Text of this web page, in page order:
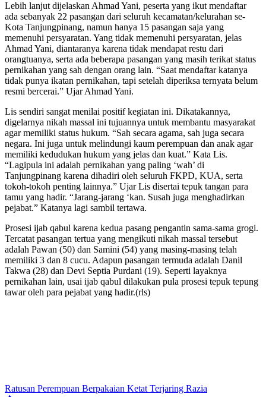
Lebih lanjut dijelaskan Ahmad Yani, peserta yang ikut mendaftar
ada sebanyak 22 pasangan dari seluruh kecamatan/kelurahan se-
Kota Tanjungpinang, namun hanya 15 pasangan saja yang
memenuhi persyaratan. Yang tidak memenuhi persyaratan, jelas
Ahmad Yani, diantaranya karena tidak mendapat restu dari
orangtuanya, serta ada beberapa pasangan yang masih terikat status
pernikahan yang sah dengan orang lain. “Saat mendaftar katanya
tidak punya ikatan pernikahan, tapi setelah diperiksa ternyata belum
resmi bercerai.” Ujar Ahmad Yani.
Lis sendiri sangat menilai positif kegiatan ini. Dikatakannya,
digelarnya nikah massal ini tujuannya untuk membantu masyarakat
agar memiliki status hukum. “Sah secara agama, sah juga secara
negara. Ini juga untuk melindungi kaum perempuan dan anak agar
memiliki kedudukan hukum yang jelas dan kuat.” Kata Lis.
“Lagipula ini adalah pernikahan yang paling ‘wah’ di
Tanjungpinang karena dihadiri oleh seluruh FKPD, KUA, serta
tokoh-tokoh penting lainnya.” Ujar Lis disertai tepuk tangan para
tamu yang hadir. “Jarang-jarang ‘kan. Susah juga menghadirkan
pejabat.” Katanya lagi sambil tertawa.
Prosesi ijab qabul karena kedua pasang pengantin sama-sama grogi.
Tercatat pasangan tertua yang mengikuti nikah massal tersebut
adalah Pawan (50) dan Samini (54) yang masing-masing telah
memiliki 3 dan 8 cucu. Adapun pasangan termuda adalah Danil
Takwa (28) dan Devi Septia Purdani (19). Seperti layaknya
pernikahan lain, usai ijab qabul dilakukan pula prosesi tepuk tepung
tawar oleh para pejabat yang hadir.(rls)
Ratusan Perempuan Berpakaian Ketat Terjaring Razia